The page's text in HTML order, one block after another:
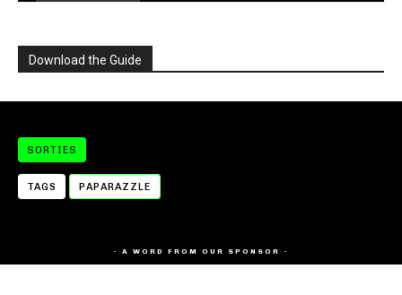
Download the Guide
SORTIES
TAGS PAPARAZZLE
- A WORD FROM OUR SPONSOR -